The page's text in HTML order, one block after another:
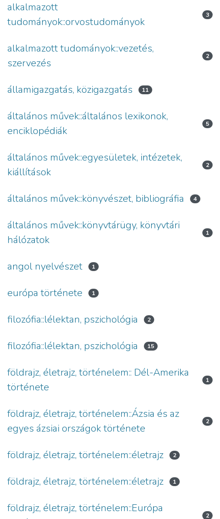
alkalmazott
tudományok::orvostudományok
3
alkalmazott tudományok::vezetés,
szervezés
2
államigazgatás, közigazgatás 11
általános művek::általános lexikonok,
enciklopédiák
5
általános művek::egyesületek, intézetek,
kiállítások
2
általános művek::könyvészet, bibliográfia 4
általános művek::könyvtárügy, könyvtári
hálózatok
1
angol nyelvészet 1
európa története 1
filozófia::lélektan, pszichológia 2
filozófia::lélektan, pszichológia 15
földrajz, életrajz, történelem:: Dél-Amerika
története
1
földrajz, életrajz, történelem::Ázsia és az
egyes ázsiai országok története
2
földrajz, életrajz, történelem::életrajz 2
földrajz, életrajz, történelem::életrajz 1
földrajz, életrajz, történelem::Európa
2